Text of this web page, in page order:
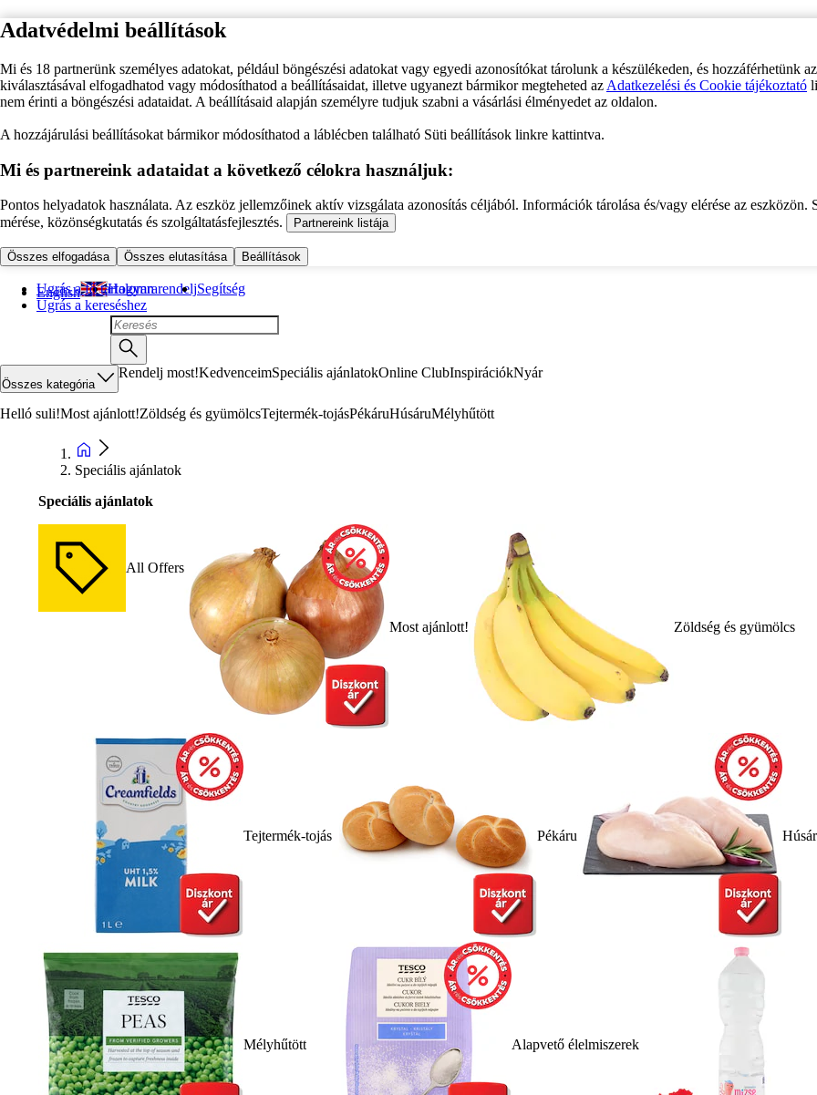
Adatvédelmi beállítások
Mi és 18 partnerünk személyes adatokat, például böngészési adatokat vagy egyedi azonosítókat tárolunk a készülékeden, és hozzáférhetünk
kiválasztásával elfogadhatod vagy módosíthatod a beállításaidat, illetve ugyanezt bármikor megteheted az Adatkezelési és Cookie tájékoztató
nem érinti a böngészési adataidat. A beállításaid alapján személyre tudjuk szabni a vásárlási élményedet az oldalon.
A hozzájárulási beállításokat bármikor módosíthatod a láblécben található Süti beállítások linkre kattintva.
Mi és partnereink adataidat a következő célokra használjuk:
Pontos helyadatok használata. Az eszköz jellemzőinek aktív vizsgálata azonosítás céljából. Információk tárolása és/vagy elérése az eszközön.
mérése, közönségkutatás és szolgáltatásfejlesztés.
Partnereink listája
Összes elfogadása Összes elutasítása Beállítások
Ugrás a fő tartalomra
Ugrás a kereséshez
English Hogyan rendeljSegítség
Összes kategória
Rendelj most!KedvenceimSpeciális ajánlatokOnline ClubInspirációkNyár
Helló suli!Most ajánlott!Zöldség és gyümölcsTejtermék-tojásPékáruHúsáruMélyhűtött
Speciális ajánlatok
Speciális ajánlatok
All Offers
Most ajánlott! Zöldség és gyümölcs
Tejtermék-tojás Pékáru
Mélyhűtött Alapvető élelmiszerek